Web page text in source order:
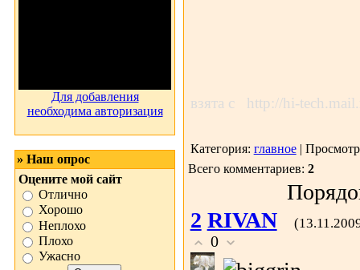
Для добавления
необходима авторизация
» Наш опрос
Оцените мой сайт
Отлично
Хорошо
Неплохо
Плохо
Ужасно
взята с http://hi-
Категория: главное|
Всего комментариев: 2
2 RIVAN
0